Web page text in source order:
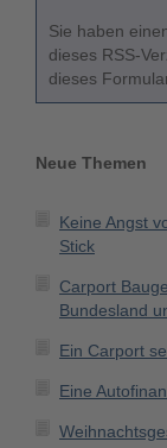
Sie haben
dieses RSS-
dieses
Neue Themen
Keine Angst
Stick
Carport
Bundesland
Ein Carport
Eine